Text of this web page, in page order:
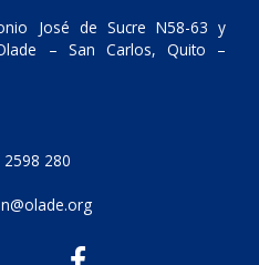
José de Sucre N58-63 y
– San Carlos, Quito –
280